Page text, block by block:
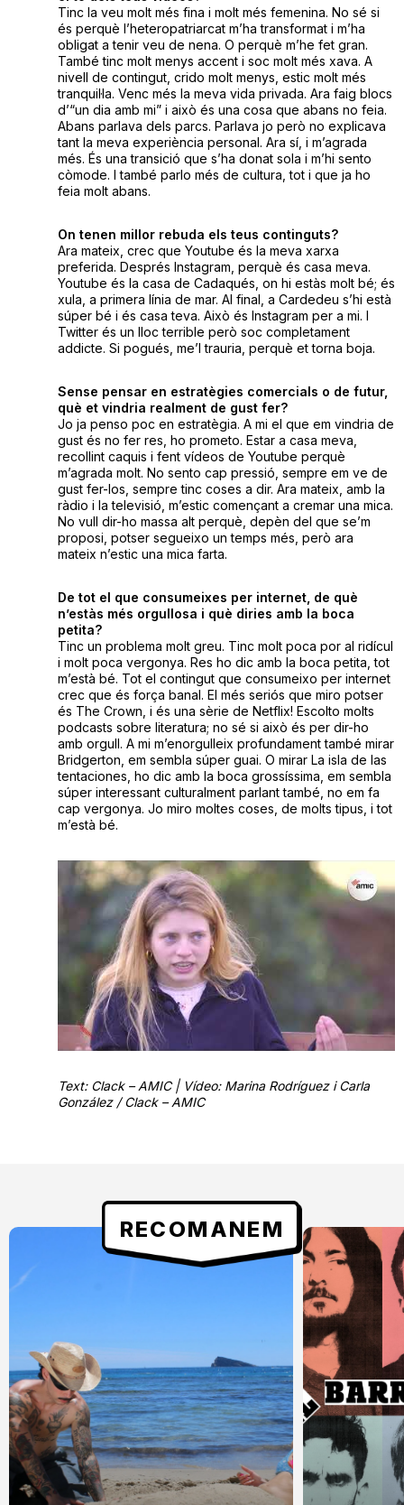
Tinc la veu molt més fina i molt més femenina. No sé si
és perquè l’heteropatriarcat m’ha transformat i m’ha
obligat a tenir veu de nena. O perquè m’he fet gran.
També tinc molt menys accent i soc molt més xava. A
nivell de contingut, crido molt menys, estic molt més
tranquil·la. Venc més la meva vida privada. Ara faig blocs
d’“un dia amb mi” i això és una cosa que abans no feia.
Abans parlava dels parcs. Parlava jo però no explicava
tant la meva experiència personal. Ara sí, i m’agrada
més. És una transició que s’ha donat sola i m’hi sento
còmode. I també parlo més de cultura, tot i que ja ho
feia molt abans.
On tenen millor rebuda els teus continguts?
Ara mateix, crec que Youtube és la meva xarxa
preferida. Després Instagram, perquè és casa meva.
Youtube és la casa de Cadaqués, on hi estàs molt bé; és
xula, a primera línia de mar. Al final, a Cardedeu s’hi està
súper bé i és casa teva. Això és Instagram per a mi. I
Twitter és un lloc terrible però soc completament
addicte. Si pogués, me’l trauria, perquè et torna boja.
Sense pensar en estratègies comercials o de futur,
què et vindria realment de gust fer?
Jo ja penso poc en estratègia. A mi el que em vindria de
gust és no fer res, ho prometo. Estar a casa meva,
recollint caquis i fent vídeos de Youtube perquè
m’agrada molt. No sento cap pressió, sempre em ve de
gust fer-los, sempre tinc coses a dir. Ara mateix, amb la
ràdio i la televisió, m’estic començant a cremar una mica.
No vull dir-ho massa alt perquè, depèn del que se’m
proposi, potser segueixo un temps més, però ara
mateix n’estic una mica farta.
De tot el que consumeixes per internet, de què
n’estàs més orgullosa i què diries amb la boca
petita?
Tinc un problema molt greu. Tinc molt poca por al ridícul
i molt poca vergonya. Res ho dic amb la boca petita, tot
m’està bé. Tot el contingut que consumeixo per internet
crec que és força banal. El més seriós que miro potser
és The Crown, i és una sèrie de Netflix! Escolto molts
podcasts sobre literatura; no sé si això és per dir-ho
amb orgull. A mi m’enorgulleix profundament també mirar
Bridgerton, em sembla súper guai. O mirar La isla de las
tentaciones, ho dic amb la boca grossíssima, em sembla
súper interessant culturalment parlant també, no em fa
cap vergonya. Jo miro moltes coses, de molts tipus, i tot
m’està bé.
Text: Clack – AMIC | Vídeo: Marina Rodríguez i Carla
González / Clack – AMIC
RECOMANEM